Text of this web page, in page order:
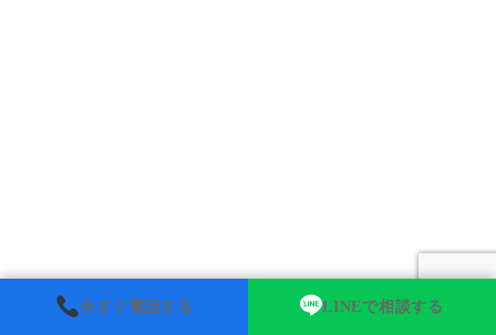
今すぐ電話する LINEで相談する